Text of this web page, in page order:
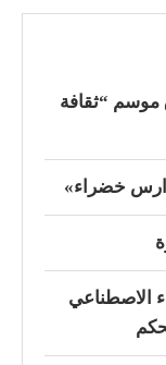
“ثقافة
خضراء»
الاصطناعي